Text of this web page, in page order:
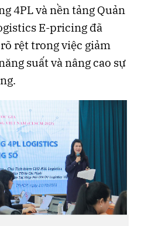
4PL và nền tảng Quản
E-pricing đã
rệt trong việc giảm
suất và nâng cao sự